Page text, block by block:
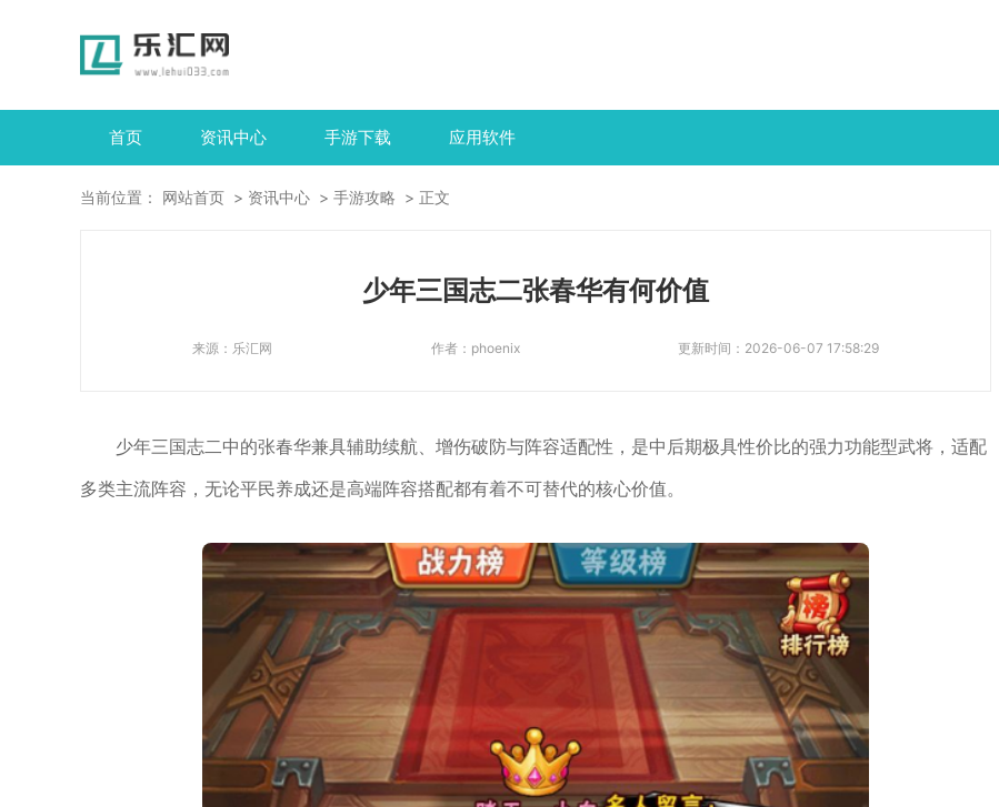
首页 资讯中心 手游下载 应用软件
当前位置： 网站首页 资讯中心 手游攻略 正文
少年三国志二张春华有何价值
来源： 乐汇网 作者： phoenix 更新时间： 2026-06-07 17:58:29
少年三国志二中的张春华兼具辅助续航、增伤破防与阵容适配性，是中后期极具性价比的强力功能型武将，适配
多类主流阵容，无论平民养成还是高端阵容搭配都有着不可替代的核心价值。